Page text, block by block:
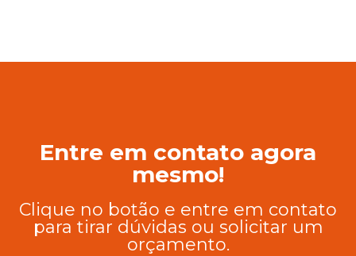
Entre em contato agora
mesmo!
Clique no botão e entre em contato
para tirar dúvidas ou solicitar um
orçamento.